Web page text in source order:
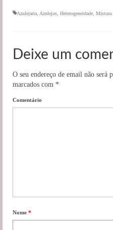
Azulejaria Azulejos Heterogeneidade Mistura
Deixe um
O seu endereço de email não será
marcados com *
Comentário
Nome *